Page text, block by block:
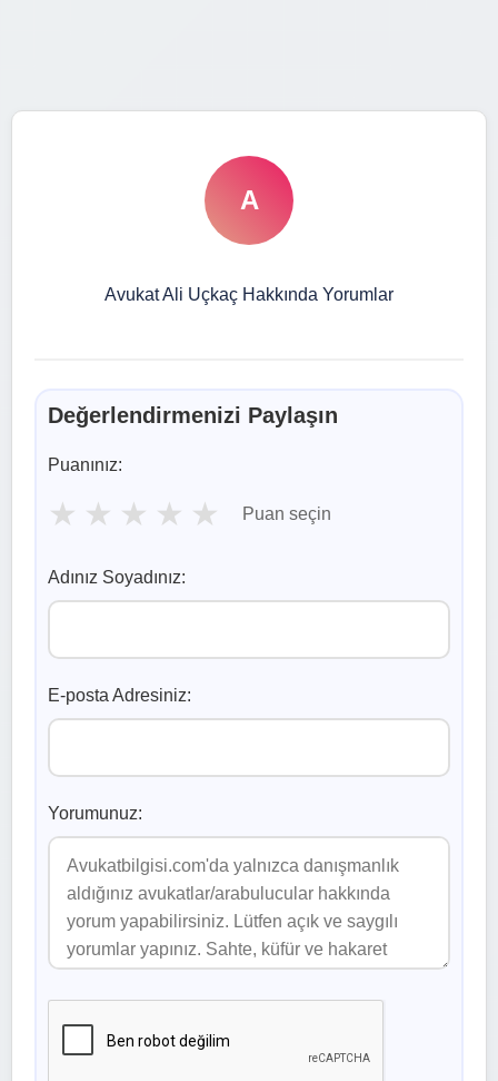
A
Avukat Ali Uçkaç Hakkında Yorumlar
Değerlendirmenizi Paylaşın
Puanınız:
★ ★ ★ ★ ★ Puan seçin
Adınız Soyadınız:
E-posta Adresiniz:
Yorumunuz: